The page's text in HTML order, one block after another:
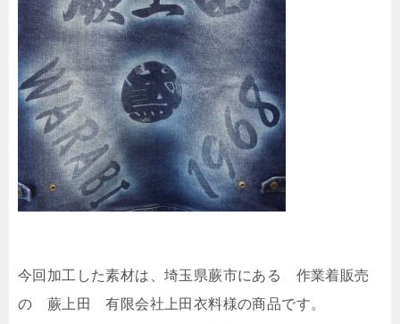
今回加工した素材は、埼玉県蕨市にある 作業着販売
の 蕨上田 有限会社上田衣料様の商品です。